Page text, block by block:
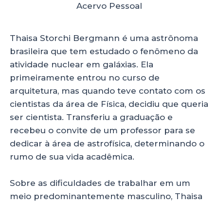
Acervo Pessoal
Thaisa Storchi Bergmann é uma astrônoma
brasileira que tem estudado o fenômeno da
atividade nuclear em galáxias. Ela
primeiramente entrou no curso de
arquitetura, mas quando teve contato com os
cientistas da área de Física, decidiu que queria
ser cientista. Transferiu a graduação e
recebeu o convite de um professor para se
dedicar à área de astrofísica, determinando o
rumo de sua vida acadêmica.
Sobre as dificuldades de trabalhar em um
meio predominantemente masculino, Thaisa